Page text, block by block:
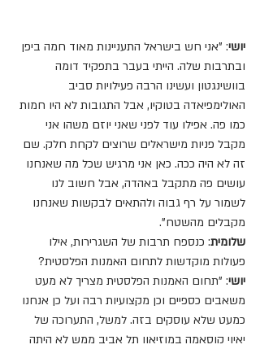
יושי: "אני חש בישראל התעניינות מאוד חמה ביפן
ובתרבות שלה. הייתי בעבר בתפקיד דומה
בוושינגטון ועשינו הרבה פעילויות סביב
האולימפיאדה בטוקיו, אבל התגובות לא היו חמות
כמו פה. אפילו עוד לפני שאני יוזם משהו אני
מקבל פניות מישראלים שרוצים לקחת חלק. שם
זה לא היה ככה. כאן אני מרגיש שכל מה שאנחנו
עושים פה מתקבל באהדה, אבל חשוב לנו
לשמור על רף גבוה ולהתאים לבקשות שאנחנו
מקבלים מהשטח".
שלומית: כנספח תרבות של השגרירות, אילו
פעולות מוקדשות לתחום האמנות הפלסטית?
יושי: "תחום האמנות הפלסטית מצריך לא מעט
משאבים כספיים וכן מקצועיות רבה ועל כן אנחנו
כמעט שלא עוסקים בזה. למשל, התערוכה של
יאיוי קוסאמה במוזיאון תל אביב ממש לא היתה